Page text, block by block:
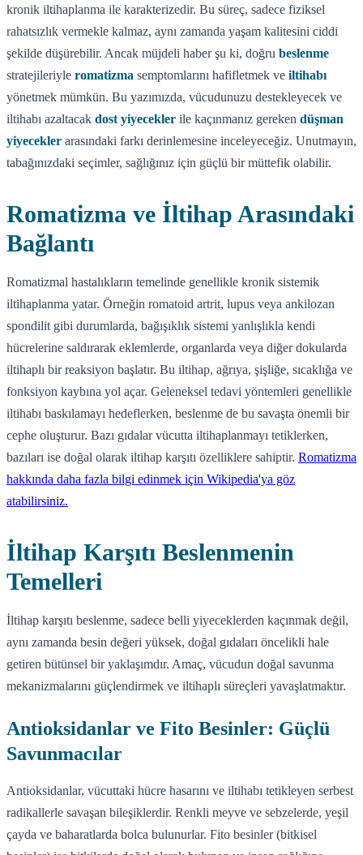
kronik iltihaplanma ile karakterizedir. Bu süreç, sadece fiziksel
rahatsızlık vermekle kalmaz, aynı zamanda yaşam kalitesini ciddi
şekilde düşürebilir. Ancak müjdeli haber şu ki, doğru beslenme
stratejileriyle romatizma semptomlarını hafifletmek ve iltihabı
yönetmek mümkün. Bu yazımızda, vücudunuzu destekleyecek ve
iltihabı azaltacak dost yiyecekler ile kaçınmanız gereken düşman
yiyecekler arasındaki farkı derinlemesine inceleyeceğiz. Unutmayın,
tabağınızdaki seçimler, sağlığınız için güçlü bir müttefik olabilir.
Romatizma ve İltihap Arasındaki
Bağlantı
Romatizmal hastalıkların temelinde genellikle kronik sistemik
iltihaplanma yatar. Örneğin romatoid artrit, lupus veya ankilozan
spondilit gibi durumlarda, bağışıklık sistemi yanlışlıkla kendi
hücrelerine saldırarak eklemlerde, organlarda veya diğer dokularda
iltihaplı bir reaksiyon başlatır. Bu iltihap, ağrıya, şişliğe, sıcaklığa ve
fonksiyon kaybına yol açar. Geleneksel tedavi yöntemleri genellikle
iltihabı baskılamayı hedeflerken, beslenme de bu savaşta önemli bir
cephe oluşturur. Bazı gıdalar vücutta iltihaplanmayı tetiklerken,
bazıları ise doğal olarak iltihap karşıtı özelliklere sahiptir. Romatizma
hakkında daha fazla bilgi edinmek için Wikipedia'ya göz
atabilirsiniz.
İltihap Karşıtı Beslenmenin
Temelleri
İltihap karşıtı beslenme, sadece belli yiyeceklerden kaçınmak değil,
aynı zamanda besin değeri yüksek, doğal gıdaları öncelikli hale
getiren bütünsel bir yaklaşımdır. Amaç, vücudun doğal savunma
mekanizmalarını güçlendirmek ve iltihaplı süreçleri yavaşlatmaktır.
Antioksidanlar ve Fito Besinler: Güçlü
Savunmacılar
Antioksidanlar, vücuttaki hücre hasarını ve iltihabı tetikleyen serbest
radikallerle savaşan bileşiklerdir. Renkli meyve ve sebzelerde, yeşil
çayda ve baharatlarda bolca bulunurlar. Fito besinler (bitkisel